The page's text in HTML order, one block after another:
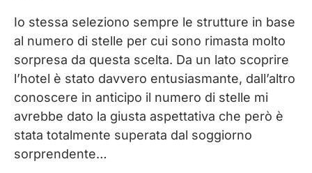
Io stessa seleziono sempre le strutture in base
al numero di stelle per cui sono rimasta molto
sorpresa da questa scelta. Da un lato scoprire
l’hotel è stato davvero entusiasmante, dall’altro
conoscere in anticipo il numero di stelle mi
avrebbe dato la giusta aspettativa che però è
stata totalmente superata dal soggiorno
sorprendente…